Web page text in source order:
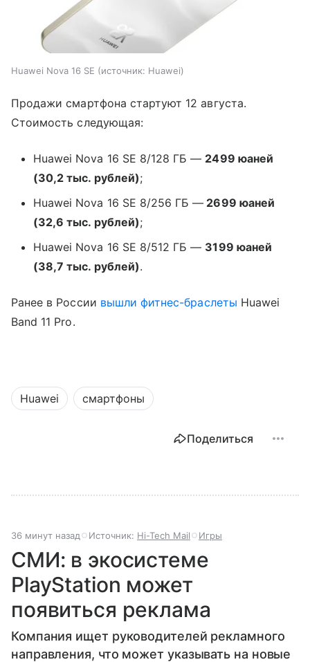
Huawei Nova 16 SE источник: Huawei
Продажи смартфона стартуют 12 августа.
Стоимость следующая:
Huawei Nova 16 SE 8/128 ГБ — 2499 юаней
(30,2 тыс. рублей);
Huawei Nova 16 SE 8/256 ГБ — 2699 юаней
(32,6 тыс. рублей);
Huawei Nova 16 SE 8/512 ГБ — 3199 юаней
(38,7 тыс. рублей).
Ранее в России вышли фитнес-браслеты Huawei
Band 11 Pro.
Huawei смартфоны
Поделиться
36 минут назад Источник: Hi-Tech Mail Игры
СМИ: в экосистеме
PlayStation может
появиться реклама
Компания ищет руководителей рекламного
направления, что может указывать на новые